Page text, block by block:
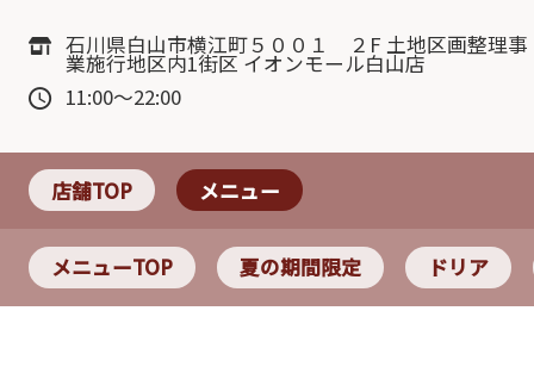
石川県白山市横江町５００１ ２F 土地区画整理事
業施行地区内1街区 イオンモール白山店
11:00～22:00
店舗TOP メニュー
メニューTOP 夏の期間限定 ドリア